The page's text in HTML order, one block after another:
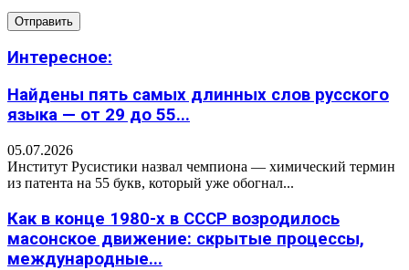
Интересное:
Найдены пять самых длинных слов русского
языка — от 29 до 55...
05.07.2026
Институт Русистики назвал чемпиона — химический термин
из патента на 55 букв, который уже обогнал...
Как в конце 1980-х в СССР возродилось
масонское движение: скрытые процессы,
международные...